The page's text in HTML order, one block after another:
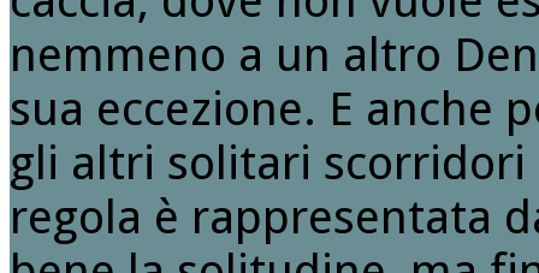
nemmeno a un altro
sua eccezione. E anche
gli altri solitari scorridori
regola è rappresentata